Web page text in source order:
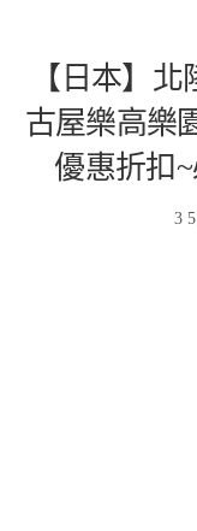
【日本】
古屋樂高樂
優惠折扣
3